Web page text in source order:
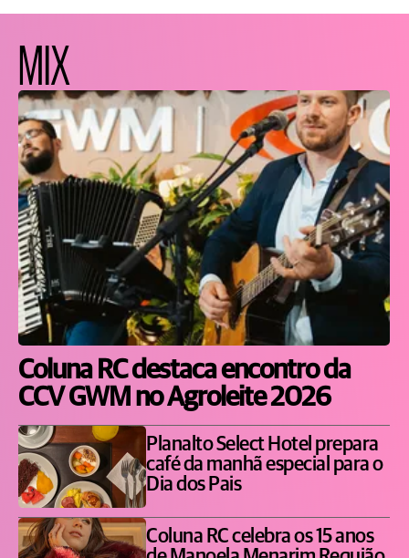
MIX
Coluna RC destaca encontro da
CCV GWM no Agroleite 2026
Planalto Select Hotel prepara
café da manhã especial para o
Dia dos Pais
Coluna RC celebra os 15 anos